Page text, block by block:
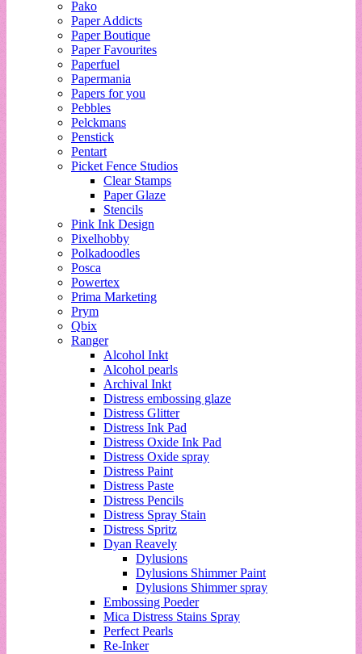
Pako
Paper Addicts
Paper Boutique
Paper Favourites
Paperfuel
Papermania
Papers for you
Pebbles
Pelckmans
Penstick
Pentart
Picket Fence Studios
Clear Stamps
Paper Glaze
Stencils
Pink Ink Design
Pixelhobby
Polkadoodles
Posca
Powertex
Prima Marketing
Prym
Qbix
Ranger
Alcohol Inkt
Alcohol pearls
Archival Inkt
Distress embossing glaze
Distress Glitter
Distress Ink Pad
Distress Oxide Ink Pad
Distress Oxide spray
Distress Paint
Distress Paste
Distress Pencils
Distress Spray Stain
Distress Spritz
Dyan Reavely
Dylusions
Dylusions Shimmer Paint
Dylusions Shimmer spray
Embossing Poeder
Mica Distress Stains Spray
Perfect Pearls
Re-Inker